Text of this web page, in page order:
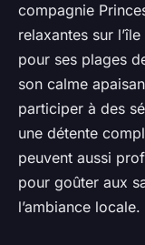
compagnie
relaxantes sur
pour ses plages
son calme
participer à des
une détente
peuvent aussi
pour goûter aux
l’ambiance locale.